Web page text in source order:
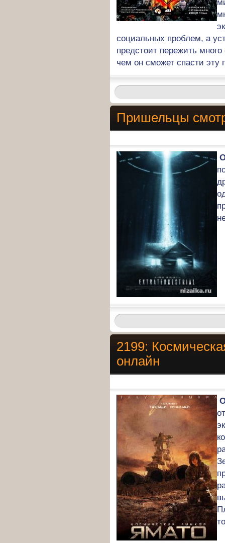
социальных проблем, а
предстоит пережить
чем он сможет спасти эту
Пришельцы
2199:
онлайн